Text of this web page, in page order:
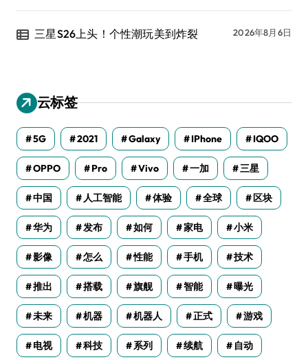
三星S26上头！个性潮玩美到炸裂 2026年8月6日
云标签
5G 2021 Galaxy IPhone IQOO
OPPO Pro Vivo 一加 三星
中国 人工智能 体验 全球 区块
华为 发布 如何 家电 小米
影像 怎么 性能 手机 技术
推出 搭载 旗舰 智能 曝光
未来 机器 机器人 正式 游戏
电视 科技 系列 续航 自动